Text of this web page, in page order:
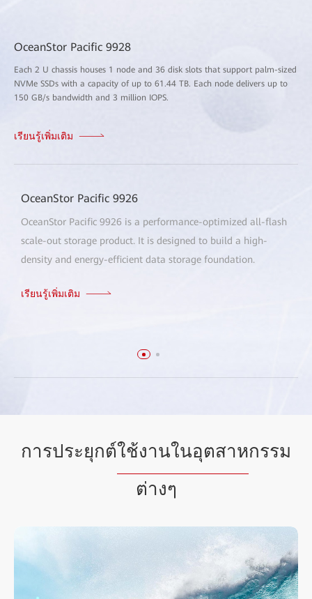
OceanStor Pacific 9928
Each 2 U chassis houses 1 node and 36 disk slots that support palm-sized
NVMe SSDs with a capacity of up to 61.44 TB. Each node delivers up to
150 GB/s bandwidth and 3 million IOPS.
เรียนรู้เพิ่มเติม
OceanStor Pacific 9926
OceanStor Pacific 9926 is a performance-optimized all-flash
scale-out storage product. It is designed to build a high-
density and energy-efficient data storage foundation.
เรียนรู้เพิ่มเติม
การประยุกต์ใช้งานในอุตสาหกรรม
ต่างๆ